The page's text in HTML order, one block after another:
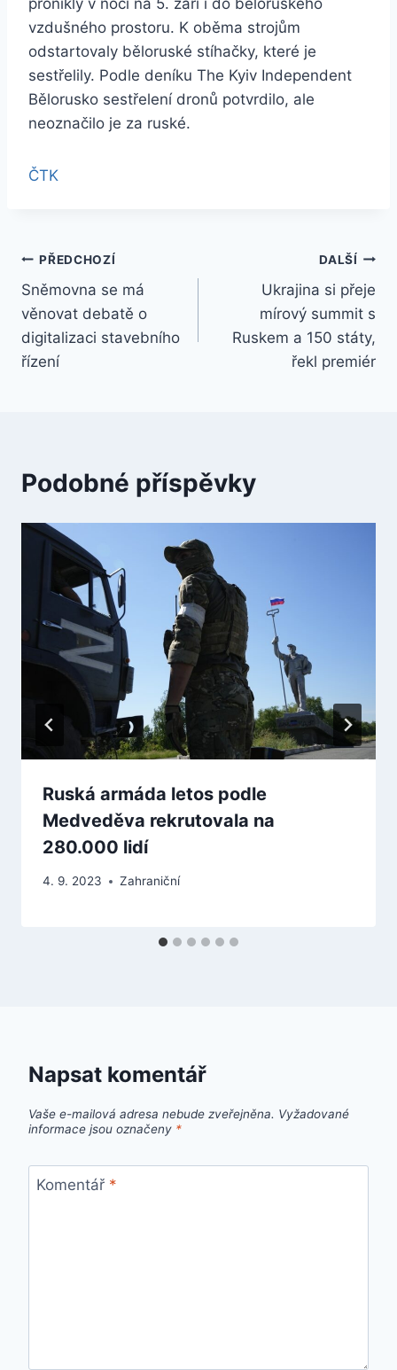
pronikly v noci na 5. září i do běloruského
vzdušného prostoru. K oběma strojům
odstartovaly běloruské stíhačky, které je
sestřelily. Podle deníku The Kyiv Independent
Bělorusko sestřelení dronů potvrdilo, ale
neoznačilo je za ruské.
ČTK
Navigace
pro
příspěvek
PŘEDCHOZÍ
Sněmovna se má
věnovat debatě o
digitalizaci stavebního
řízení
DALŠÍ
Ukrajina si přeje
mírový summit s
Ruskem a 150 státy,
řekl premiér
Podobné příspěvky
Ruská armáda letos podle
Medveděva rekrutovala na
280.000 lidí
4. 9. 2023 Zahraniční
Napsat komentář
Vaše e-mailová adresa nebude zveřejněna. Vyžadované
informace jsou označeny *
Komentář *